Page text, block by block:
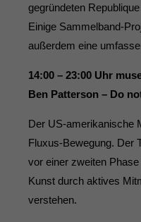
gegründeten
Einige Sammelband-
außerdem eine
14:00 – 23:00 Uhr
Ben Patterson – Do
Der US-amerikanische
Fluxus-Bewegung. Der
vor einer zweiten
Kunst durch aktives
ver­stehen.